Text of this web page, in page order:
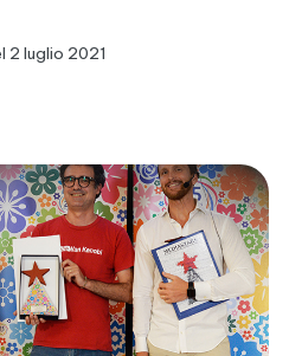
2 luglio 2021